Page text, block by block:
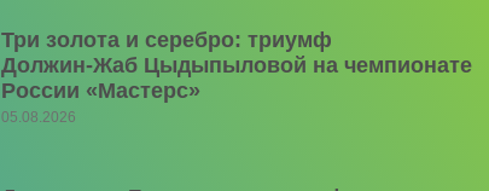
Три золота и серебро: триумф
Должин‑Жаб Цыдыпыловой на чемпионате
России «Мастерс»
05.08.2026